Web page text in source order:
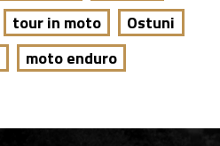
tour in moto
Ostuni
moto enduro